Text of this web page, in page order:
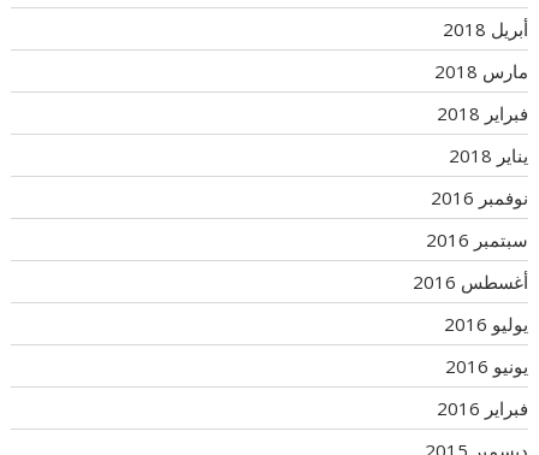
أبريل 2018
مارس 2018
فبراير 2018
يناير 2018
نوفمبر 2016
سبتمبر 2016
أغسطس 2016
يوليو 2016
يونيو 2016
فبراير 2016
ديسمبر 2015